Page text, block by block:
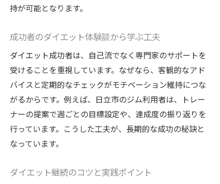
持が可能となります。
成功者のダイエット体験談から学ぶ工夫
ダイエット成功者は、自己流でなく専門家のサポートを
受けることを重視しています。なぜなら、客観的なアド
バイスと定期的なチェックがモチベーション維持につな
がるからです。例えば、日立市のジム利用者は、トレー
ナーの提案で週ごとの目標設定や、達成度の振り返りを
行っています。こうした工夫が、長期的な成功の秘訣と
なっています。
ダイエット継続のコツと実践ポイント